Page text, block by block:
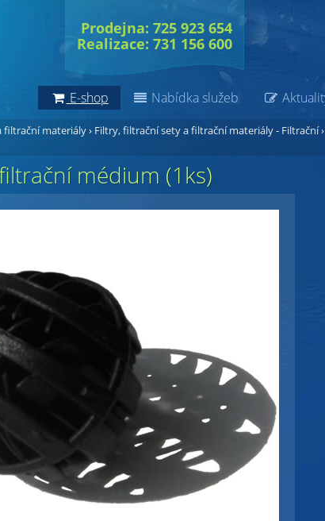
filtrační materiály› Filtry, filtrační sety a filtrační materiály - Filtrační›
médium (1ks)
E-shop Nabídka služeb
Prodejna: 725 923 654
Realizace: 731 156 600